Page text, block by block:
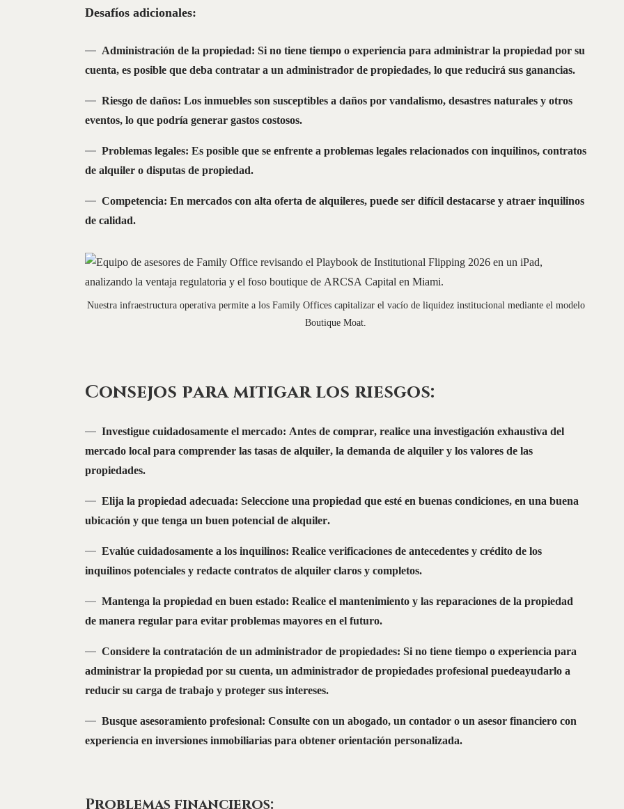
Desafíos adicionales:
Administración de la propiedad: Si no tiene tiempo o experiencia para administrar la propiedad por su
cuenta, es posible que deba contratar a un administrador de propiedades, lo que reducirá sus ganancias.
Riesgo de daños: Los inmuebles son susceptibles a daños por vandalismo, desastres naturales y otros
eventos, lo que podría generar gastos costosos.
Problemas legales: Es posible que se enfrente a problemas legales relacionados con inquilinos, contratos
de alquiler o disputas de propiedad.
Competencia: En mercados con alta oferta de alquileres, puede ser difícil destacarse y atraer inquilinos
de calidad.
Nuestra infraestructura operativa permite a los Family Offices capitalizar el vacío de liquidez institucional mediante el modelo
Boutique Moat.
Consejos para mitigar los riesgos:
Investigue cuidadosamente el mercado: Antes de comprar, realice una investigación exhaustiva del
mercado local para comprender las tasas de alquiler, la demanda de alquiler y los valores de las
propiedades.
Elija la propiedad adecuada: Seleccione una propiedad que esté en buenas condiciones, en una buena
ubicación y que tenga un buen potencial de alquiler.
Evalúe cuidadosamente a los inquilinos: Realice verificaciones de antecedentes y crédito de los
inquilinos potenciales y redacte contratos de alquiler claros y completos.
Mantenga la propiedad en buen estado: Realice el mantenimiento y las reparaciones de la propiedad
de manera regular para evitar problemas mayores en el futuro.
Considere la contratación de un administrador de propiedades: Si no tiene tiempo o experiencia para
administrar la propiedad por su cuenta, un administrador de propiedades profesional puedeayudarlo a
reducir su carga de trabajo y proteger sus intereses.
Busque asesoramiento profesional: Consulte con un abogado, un contador o un asesor financiero con
experiencia en inversiones inmobiliarias para obtener orientación personalizada.
Problemas financieros: